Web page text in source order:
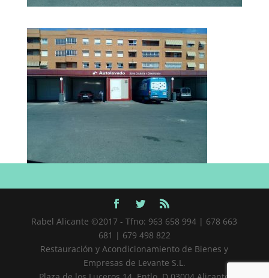
Rabel Alicante ©2017 - Tfno: 963 658 994 | 678 663
681 | 679 498 822
Restauración y Acondicionamiento de Bienes y
Empresas de Levante S.L.